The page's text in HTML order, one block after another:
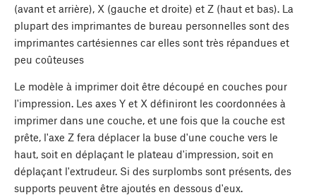
(avant et arrière), X (gauche et droite) et Z (haut et bas). La
plupart des imprimantes de bureau personnelles sont des
imprimantes cartésiennes car elles sont très répandues et
peu coûteuses
Le modèle à imprimer doit être découpé en couches pour
l'impression. Les axes Y et X définiront les coordonnées à
imprimer dans une couche, et une fois que la couche est
prête, l'axe Z fera déplacer la buse d'une couche vers le
haut, soit en déplaçant le plateau d'impression, soit en
déplaçant l'extrudeur. Si des surplombs sont présents, des
supports peuvent être ajoutés en dessous d'eux.